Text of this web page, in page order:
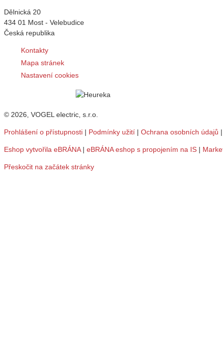
Dělnická 20
434 01 Most - Velebudice
Česká republika
Kontakty
Mapa stránek
Nastavení cookies
© 2026, VOGEL electric, s.r.o.
Prohlášení o přístupnosti | Podmínky užití | Ochrana osobních údajů
Eshop vytvořila eBRÁNA| eBRÁNA eshop s propojením na IS |
Přeskočit na začátek stránky